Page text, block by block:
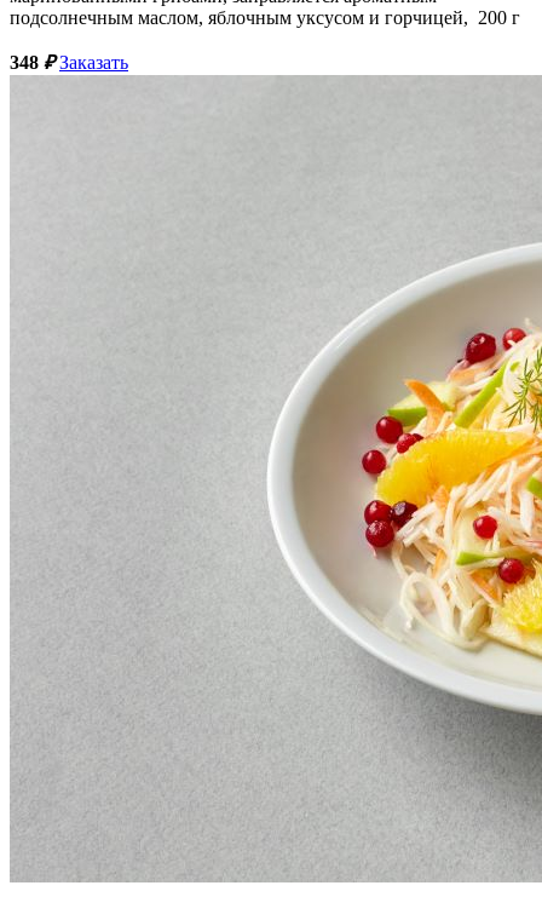
подсолнечным маслом, яблочным уксусом и горчицей, 200 г
348 ₽ Заказать